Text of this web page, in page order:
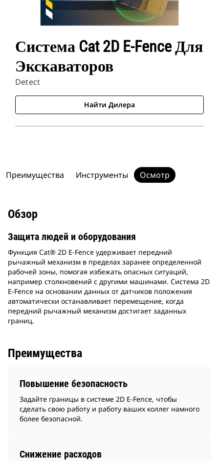
Система Cat 2D E-Fence Для
Экскаваторов
Detect
Найти Дилера
Преимущества Инструменты Осмотр
Обзор
Защита людей и оборудования
Функция Cat® 2D E-Fence удерживает передний
рычажный механизм в пределах заранее определенной
рабочей зоны, помогая избежать опасных ситуаций,
например столкновений с другими машинами. Система 2D
E-Fence на основании данных от датчиков положения
автоматически останавливает перемещение, когда
передний рычажный механизм достигает заданных
границ.
Преимущества
Повышение безопасность
Задайте границы в системе 2D E-Fence, чтобы
сделать свою работу и работу ваших коллег намного
более безопасной.
Снижение расходов